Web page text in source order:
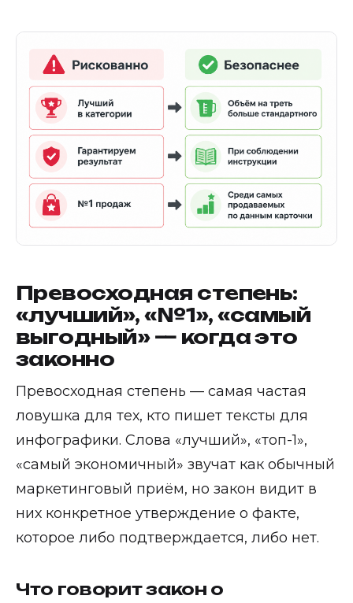
Превосходная степень:
«лучший», «№1», «самый
выгодный» — когда это
законно
Превосходная степень — самая частая
ловушка для тех, кто пишет тексты для
инфографики. Слова «лучший», «топ-1»,
«самый экономичный» звучат как обычный
маркетинговый приём, но закон видит в
них конкретное утверждение о факте,
которое либо подтверждается, либо нет.
Что говорит закон о